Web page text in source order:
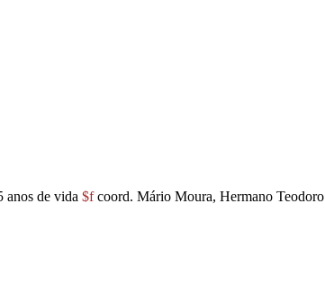
anos de vida $fcoord. Mário Moura, Hermano Teodoro